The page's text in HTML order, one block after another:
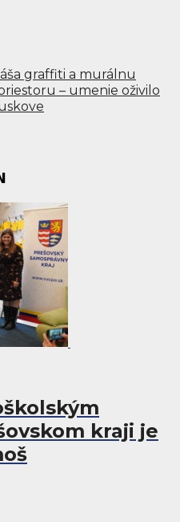
graffiti a murálnu
– umenie oživilo
kraji je